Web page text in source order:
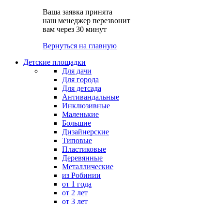
Ваша заявка принята
наш менеджер перезвонит
вам через 30 минут
Вернуться на главную
Детские площадки
Для дачи
Для города
Для детсада
Антивандальные
Инклюзивные
Маленькие
Большие
Дизайнерские
Типовые
Пластиковые
Деревянные
Металлические
из Робинии
от 1 года
от 2 лет
от 3 лет